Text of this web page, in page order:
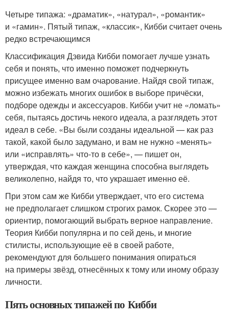
Четыре типажа: «драматик», «натурал», «романтик»
и «гамин». Пятый типаж, «классик», Кибби считает очень
редко встречающимся
Классификация Дэвида Кибби помогает лучше узнать
себя и понять, что именно поможет подчеркнуть
присущее именно вам очарование. Найдя свой типаж,
можно избежать многих ошибок в выборе причёски,
подборе одежды и аксессуаров. Кибби учит не «ломать»
себя, пытаясь достичь некого идеала, а разглядеть этот
идеал в себе. «Вы были созданы идеальной — как раз
такой, какой было задумано, и вам не нужно «менять»
или «исправлять» что-то в себе», — пишет он,
утверждая, что каждая женщина способна выглядеть
великолепно, найдя то, что украшает именно её.
При этом сам же Кибби утверждает, что его система
не предполагает слишком строгих рамок. Скорее это —
ориентир, помогающий выбрать верное направление.
Теория Кибби популярна и по сей день, и многие
стилисты, использующие её в своей работе,
рекомендуют для большего понимания опираться
на примеры звёзд, отнесённых к тому или иному образу
личности.
Пять основных типажей по Кибби